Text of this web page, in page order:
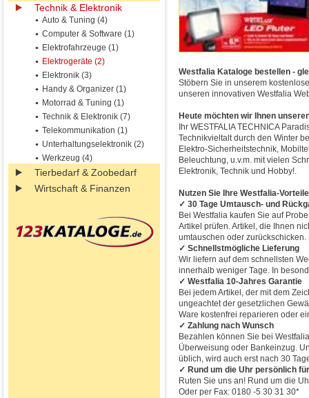
Technik & Elektronik
Auto & Tuning (4)
Computer & Software (1)
Elektrofahrzeuge (1)
Elektrogeräte (2)
Elektronik (3)
Handy & Organizer (1)
Motorrad & Tuning (1)
Technik & Elektronik (7)
Telekommunikation (1)
Unterhaltungselektronik (2)
Werkzeug (4)
Tierbedarf & Zoobedarf
Wirtschaft & Finanzen
Westfalia Kataloge bestellen -
Stöbern Sie in unserem
unseren innovativen Westfalia
Heute möchten wir Ihnen
Ihr WESTFALIA TECHNICA
Technikvieltalt durch den Winter
Elektro-Sicherheitstechnik,
Beleuchtung, u.v.m. mit vielen
Elektronik, Technik und Hobby!.
Nutzen Sie Ihre Westfalia-
✓ 30 Tage Umtausch- und
Bei Westfalia kaufen Sie auf
Artikel prüfen. Artikel, die Ihnen
umtauschen oder
✓ Schnellstmögliche Lieferung
Wir liefern auf dem schnellsten
innerhalb weniger Tage. In
✓ Westfalia 10-Jahres Garantie
Bei jedem Artikel, der mit dem
ungeachtet der gesetzlichen
Ware kostenfrei reparieren oder
✓ Zahlung nach Wunsch
Bezahlen können Sie bei
Überweisung oder Bankeinzug.
üblich, wird auch erst nach 30
✓ Rund um die Uhr persönlich
Ruten Sie uns an! Rund um die
Oder per Fax: 0180 -5 30 31 30*